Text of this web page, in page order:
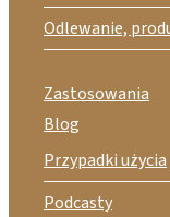
Odlewanie,
Zastosowania
Blog
Przypadki użycia
Podcasty